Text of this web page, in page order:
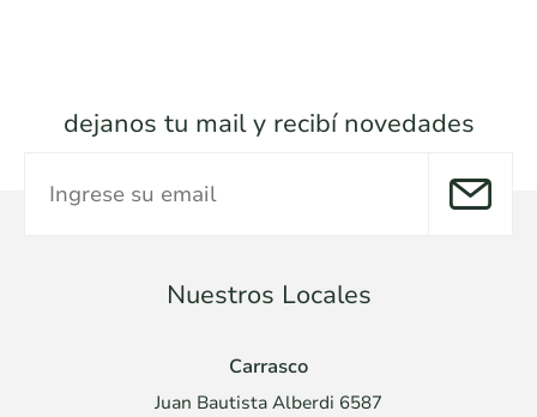
dejanos tu mail y recibí novedades
Nuestros Locales
Carrasco
Juan Bautista Alberdi 6587